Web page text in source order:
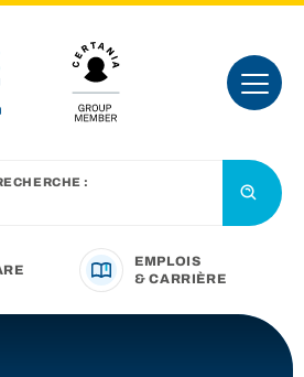
:
EMPLOIS
& CARRIÈRE